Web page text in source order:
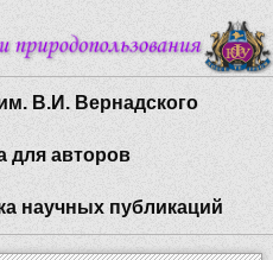
В.И. Вернадского
для авторов
научных публикаций